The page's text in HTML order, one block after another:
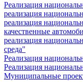
Реализация
реализация
реализация
качественные
реализация
среда"
Реализация
Реализация
Муниципальные